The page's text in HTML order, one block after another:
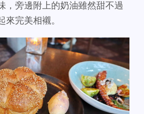
，旁邊附上的奶油雖然甜不過
完美相襯。